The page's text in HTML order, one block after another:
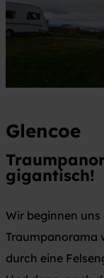
Glencoe
gigantisch!
Wir beginnen
Traumpanorama
durch eine